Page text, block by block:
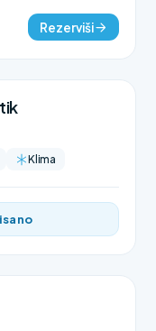
Rezerviši
Klima